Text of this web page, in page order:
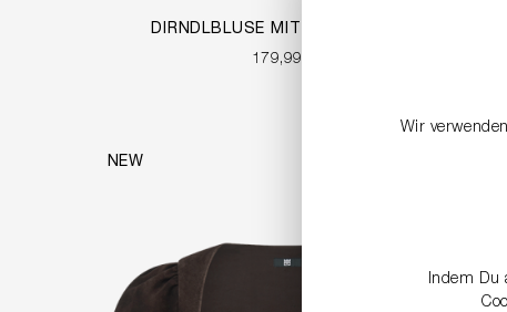
DIRNDLBLUSE MIT KURZEM ARM
179,99 €
NEW
Wir
Indem Du